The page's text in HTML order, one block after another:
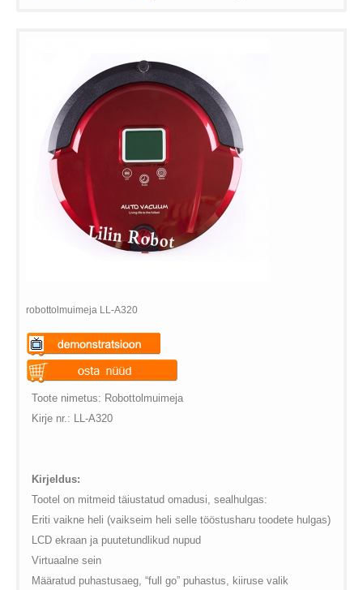
robottolmuimeja LL-A320
Warning
: Undefined variable
$vii_demo_video_text in
global.com/includes/templates/theme100/templates/
Warning : Undefined variable
$vii_buy_now_text in
on line 42
Toote nimetus: Robottolmuimeja
Kirje nr.: LL-A320
Kirjeldus:
Tootel on mitmeid täiustatud omadusi, sealhulgas:
Eriti vaikne heli (vaikseim heli selle tööstusharu toodete hulgas)
LCD ekraan ja puutetundlikud nupud
Virtuaalne sein
Määratud puhastusaeg, “full go” puhastus, kiiruse valik